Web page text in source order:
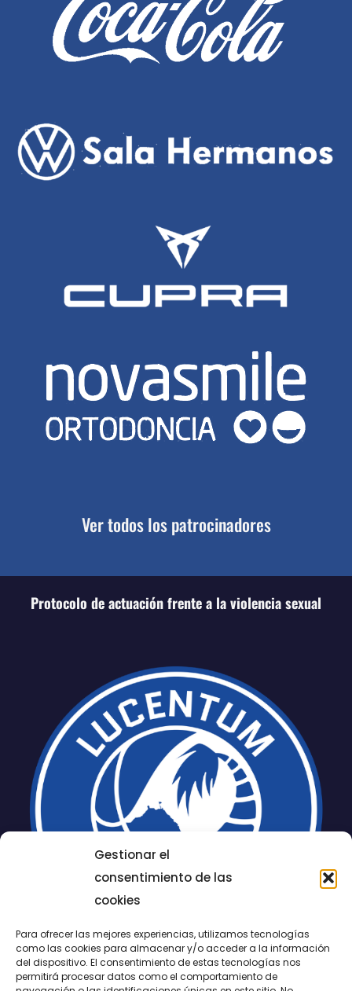
Gestionar el
consentimiento de las
cookies
Para ofrecer las mejores experiencias, utilizamos tecnologías
como las cookies para almacenar y/o acceder a la información
del dispositivo. El consentimiento de estas tecnologías nos
permitirá procesar datos como el comportamiento de
Ver todos los patrocinadores
Protocolo de actuación frente a la violencia sexual